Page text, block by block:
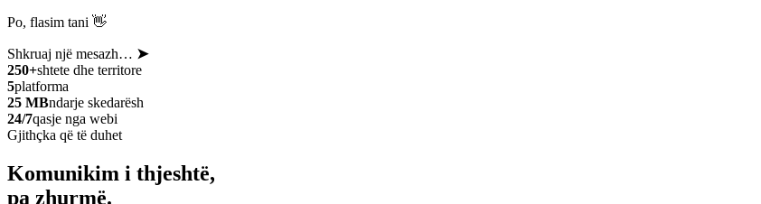
Po, flasim tani 👋
Shkruaj një mesazh… ➤
250+shtete dhe territore
5platforma
25 MBndarje skedarësh
24/7qasje nga webi
Gjithçka që të duhet
Komunikim i thjeshtë,
pa zhurmë.